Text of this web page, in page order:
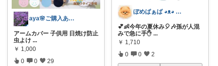
aya🌸ご購入ありがとうございます✨
アームカバー 子供用 日焼け防止
虫よけ ...
￥ 1,000
0 0 29
ぽめばぁば ◕⁠ᴥ⁠◕⁠ 育児救急箱🌠
💕👶今年の夏休み🎈🎶孫が人混
みで急に手✋️ ...
￥ 1,710
0 0 2